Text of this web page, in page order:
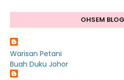
OHSEM
Warisan Petani
Buah Duku Johor